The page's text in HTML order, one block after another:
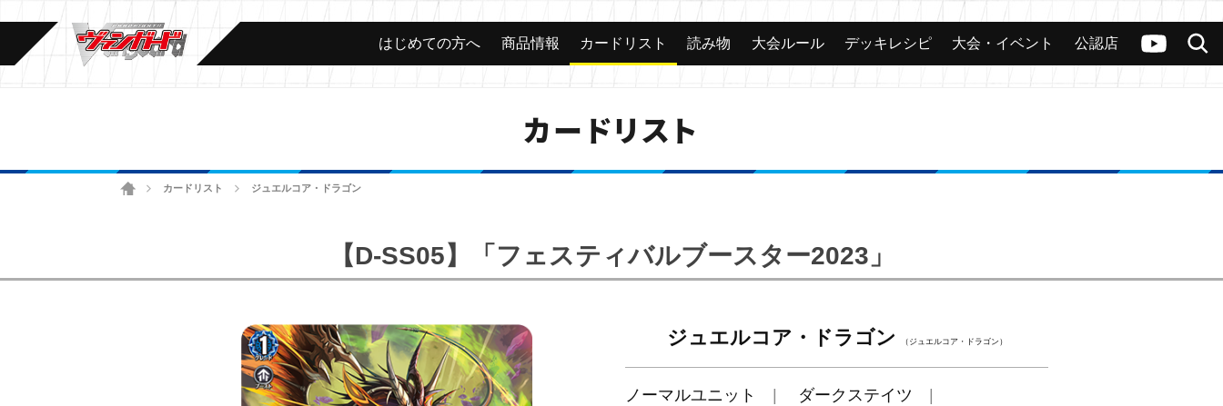
ヴァンガードch
検索
カード 大会 公認店舗 その他
はじめての方へ 商品情報 カードリスト 読み物 大会ルール デッキレシピ 大会・イベント 公認店
カードリスト
ホームカードリスト ジュエルコア・ドラゴン
【D-SS05】「フェスティバルブースター2023」
ジュエルコア・ドラゴン （ジュエルコア・ドラゴン）
ノーマルユニット
ダークステイツ